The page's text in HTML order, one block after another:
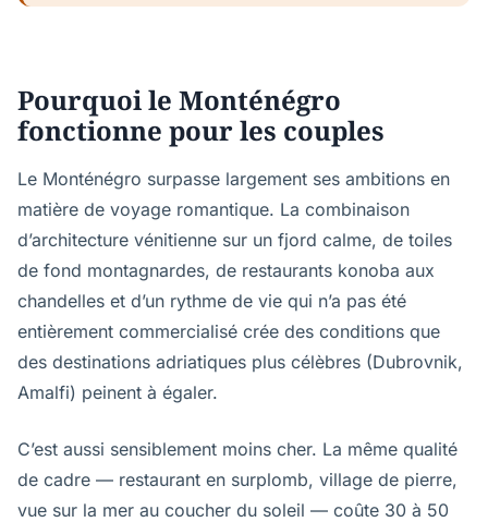
Pourquoi le Monténégro
fonctionne pour les couples
Le Monténégro surpasse largement ses ambitions en
matière de voyage romantique. La combinaison
d’architecture vénitienne sur un fjord calme, de toiles
de fond montagnardes, de restaurants konoba aux
chandelles et d’un rythme de vie qui n’a pas été
entièrement commercialisé crée des conditions que
des destinations adriatiques plus célèbres (Dubrovnik,
Amalfi) peinent à égaler.
C’est aussi sensiblement moins cher. La même qualité
de cadre — restaurant en surplomb, village de pierre,
vue sur la mer au coucher du soleil — coûte 30 à 50